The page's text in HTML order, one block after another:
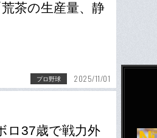
茶の生産量、静
プロ野球 2025/11/01
ロ37歳で戦力外